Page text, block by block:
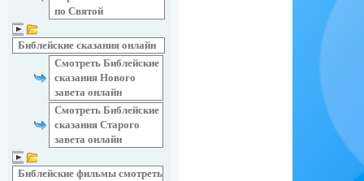
по Святой
Библейские сказания онлайн
Смотреть Библейские
сказания Нового
завета онлайн
Смотреть Библейские
сказания Старого
завета онлайн
Библейские фильмы смотреть